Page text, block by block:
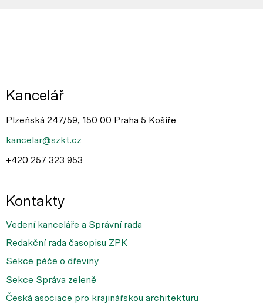
Kancelář
Plzeňská 247/59, 150 00 Praha 5 Košíře
kancelar@szkt.cz
+420 257 323 953
Kontakty
Vedení kanceláře a Správní rada
Redakční rada časopisu ZPK
Sekce péče o dřeviny
Sekce Správa zeleně
Česká asociace pro krajinářskou architekturu